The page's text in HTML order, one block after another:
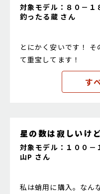
対象モデル：８０－１
釣ったる蔵 さん
とにかく安いです！
て重宝してます！
す
星の数は寂しいけ
対象モデル：１００－
山P さん
私は蛸用に購入。なん